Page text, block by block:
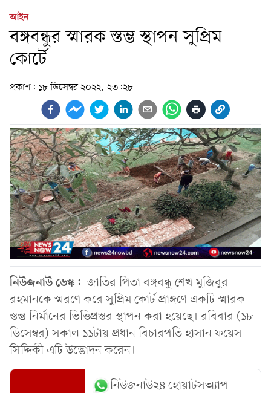
আইন
বঙ্গবন্ধুর স্মারক স্তম্ভ স্থাপন সুপ্রিম
কোর্টে
প্রকাশ: ১৮ ডিসেম্বর ২০২২, ২৩:২৮
নিউজনাউ ডেস্ক: জাতির পিতা বঙ্গবন্ধু শেখ মুজিবুর
রহমানকে স্মরণে করে সুপ্রিম কোর্ট প্রাঙ্গণে একটি স্মারক
স্তম্ভ নির্মানের ভিত্তিপ্রস্তর স্থাপন করা হয়েছে। রবিবার (১৮
ডিসেম্বর) সকাল ১১টায় প্রধান বিচারপতি হাসান ফয়েস
সিদ্দিকী এটি উদ্ভোদন করেন।
নিউজনাউ২৪ হোয়াটসঅ্যাপ